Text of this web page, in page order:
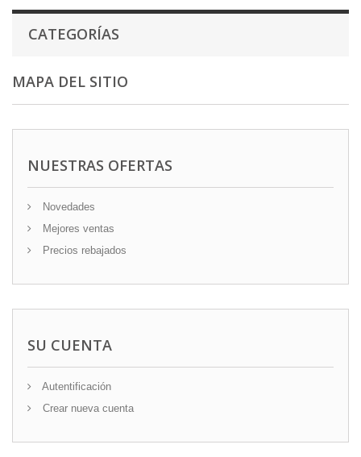
CATEGORÍAS
MAPA DEL SITIO
NUESTRAS OFERTAS
Novedades
Mejores ventas
Precios rebajados
SU CUENTA
Autentificación
Crear nueva cuenta